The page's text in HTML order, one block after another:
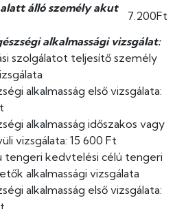
álló személy akut
7.200Ft
alkalmassági vizsgálat:
szolgálatot teljesítő személy
alkalmasság első vizsgálata:
alkalmasság időszakos vagy
vizsgálata: 15 600 Ft
tengeri kedvtelési célú tengeri
alkalmassági vizsgálata
alkalmasság első vizsgálata: